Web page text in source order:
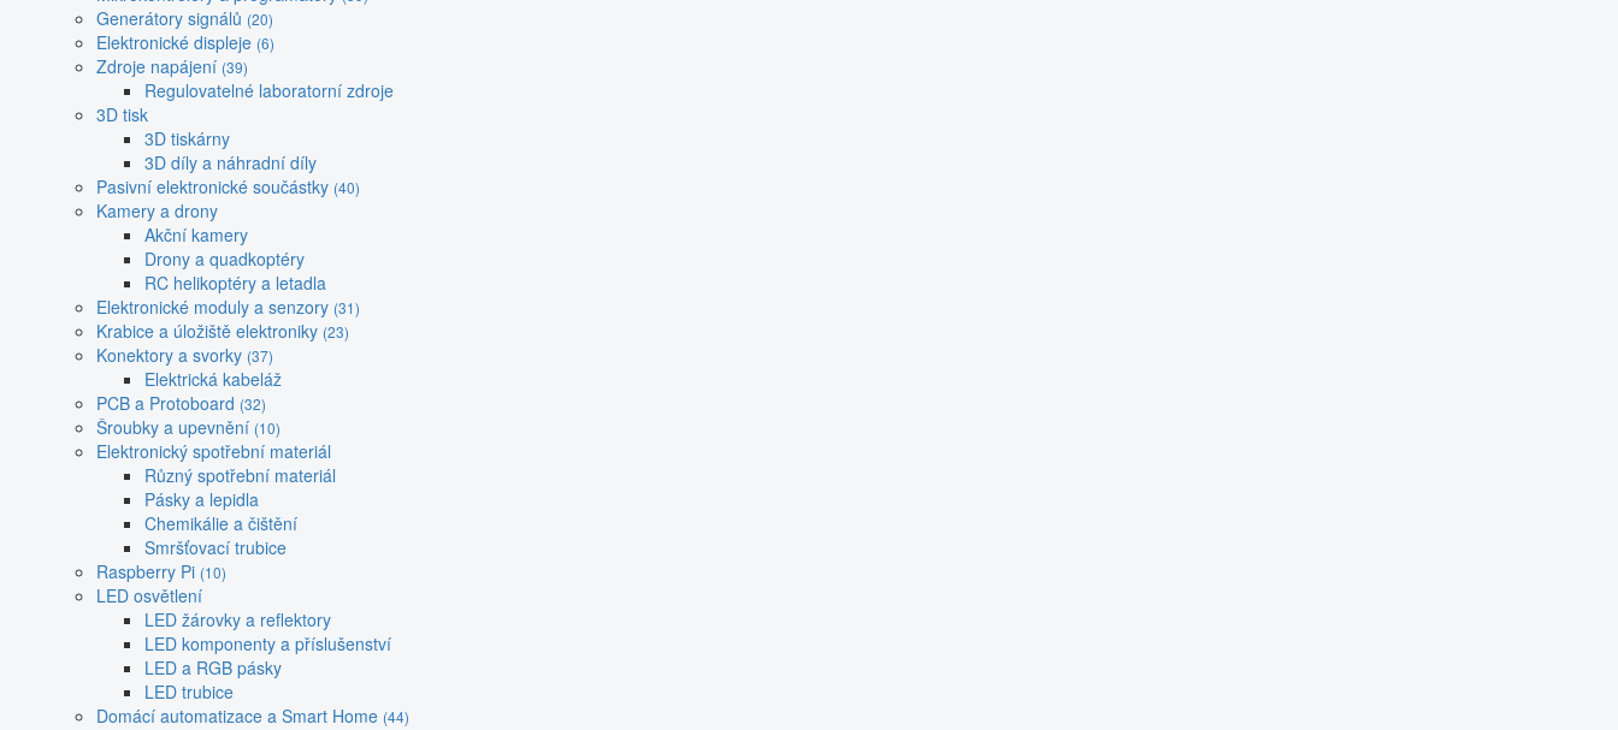
Generátory signálů (20)
Elektronické displeje (6)
Zdroje napájení (39)
Regulovatelné laboratorní zdroje
3D tisk
3D tiskárny
3D díly a náhradní díly
Pasivní elektronické součástky (40)
Kamery a drony
Akční kamery
Drony a quadkoptéry
RC helikoptéry a letadla
Elektronické moduly a senzory (31)
Krabice a úložiště elektroniky (23)
Konektory a svorky (37)
Elektrická kabeláž
PCB a Protoboard (32)
Šroubky a upevnění (10)
Elektronický spotřební materiál
Různý spotřební materiál
Pásky a lepidla
Chemikálie a čištění
Smršťovací trubice
Raspberry Pi (10)
LED osvětlení
LED žárovky a reflektory
LED komponenty a příslušenství
LED a RGB pásky
LED trubice
Domácí automatizace a Smart Home (44)